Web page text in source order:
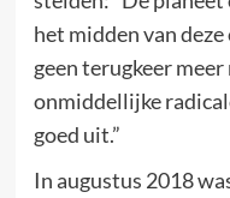
het midden van
geen terugkeer
onmiddellijke
goed uit.”
In augustus 2018